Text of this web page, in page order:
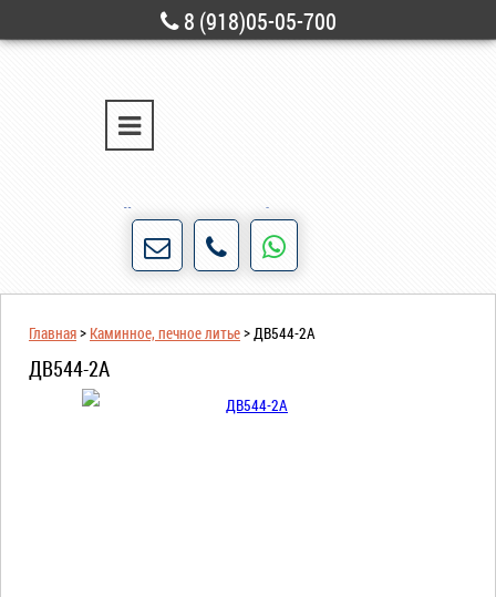
8 (918)05-05-700
г. Новороссийск ул. Свободы, д. 28
Порядочность и честность для нас не пустые
Главная> Каминное, печное литье>ДВ544-2А
ДВ544-2А